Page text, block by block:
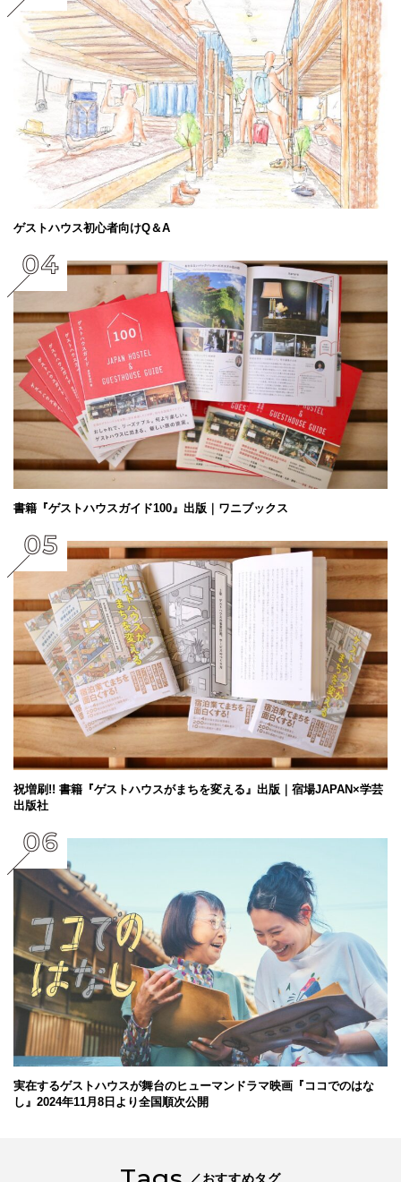
ゲストハウス初心者向けQ＆A
書籍『ゲストハウスガイド100』出版｜ワニブックス
祝増刷!! 書籍『ゲストハウスがまちを変える』出版｜宿場JAPAN×学芸
出版社
実在するゲストハウスが舞台のヒューマンドラマ映画『ココでのはな
し』2024年11月8日より全国順次公開
／おすすめタグ